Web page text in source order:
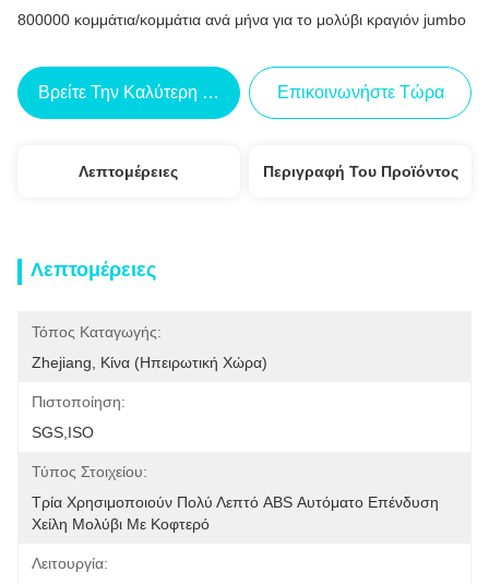
800000 κομμάτια/κομμάτια ανά μήνα για το μολύβι κραγιόν jumbo
Βρείτε Την Καλύτερη Τιμή Επικοινωνήστε Τώρα
Λεπτομέρειες Περιγραφή Του Προϊόντος
Λεπτομέρειες
Τόπος Καταγωγής:
Zhejiang, Κίνα (ηπειρωτική Χώρα)
Πιστοποίηση:
SGS,ISO
Τύπος Στοιχείου:
Τρία Χρησιμοποιούν Πολύ Λεπτό ABS Αυτόματο Επένδυση
Χείλη Μολύβι Με Κοφτερό
Λειτουργία: